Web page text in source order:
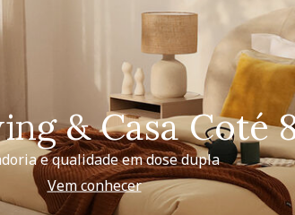
& Casa Coté
e qualidade em dose dupla
Vem conhecer